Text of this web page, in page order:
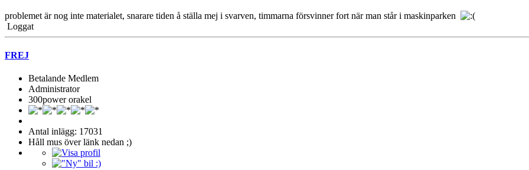
problemet är nog inte materialet, snarare tiden å ställa mej i svarven, timmarna försvinner fort när man står i maskinparken
Loggat
FREJ
Betalande Medlem
Administrator
300power orakel
Antal inlägg: 17031
Håll mus över länk nedan ;)